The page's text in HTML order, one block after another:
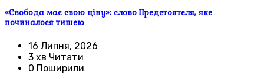
«Свобода має свою ціну»: слово Предстоятеля, яке
починалося тишею
16 Липня, 2026
3 хв Читати
0 Поширили